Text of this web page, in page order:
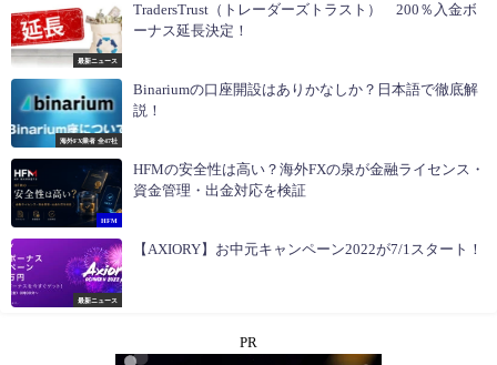
最新ニュース
TradersTrust（トレーダーズトラスト） 200％入金ボ
ーナス延長決定！
海外FX業者 全47社
Binariumの口座開設はありかなしか？日本語で徹底解
説！
HFM
HFMの安全性は高い？海外FXの泉が金融ライセンス・
資金管理・出金対応を検証
最新ニュース
【AXIORY】お中元キャンペーン2022が7/1スタート！
PR